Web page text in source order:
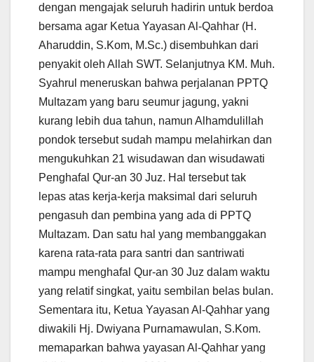
dengan mengajak seluruh hadirin untuk berdoa
bersama agar Ketua Yayasan Al-Qahhar (H.
Aharuddin, S.Kom, M.Sc.) disembuhkan dari
penyakit oleh Allah SWT. Selanjutnya KM. Muh.
Syahrul meneruskan bahwa perjalanan PPTQ
Multazam yang baru seumur jagung, yakni
kurang lebih dua tahun, namun Alhamdulillah
pondok tersebut sudah mampu melahirkan dan
mengukuhkan 21 wisudawan dan wisudawati
Penghafal Qur-an 30 Juz. Hal tersebut tak
lepas atas kerja-kerja maksimal dari seluruh
pengasuh dan pembina yang ada di PPTQ
Multazam. Dan satu hal yang membanggakan
karena rata-rata para santri dan santriwati
mampu menghafal Qur-an 30 Juz dalam waktu
yang relatif singkat, yaitu sembilan belas bulan.
Sementara itu, Ketua Yayasan Al-Qahhar yang
diwakili Hj. Dwiyana Purnamawulan, S.Kom.
memaparkan bahwa yayasan Al-Qahhar yang